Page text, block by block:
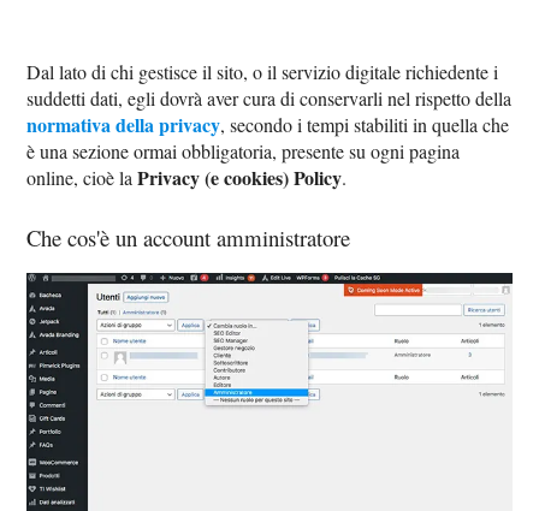
Dal lato di chi gestisce il sito, o il servizio digitale richiedente i
suddetti dati, egli dovrà aver cura di conservarli nel rispetto della
normativa della privacy, secondo i tempi stabiliti in quella che
è una sezione ormai obbligatoria, presente su ogni pagina
online, cioè laPrivacy (e cookies) Policy.
Che cos'è un account amministratore